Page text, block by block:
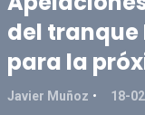
del tranque
para la
Javier Muñoz 18-